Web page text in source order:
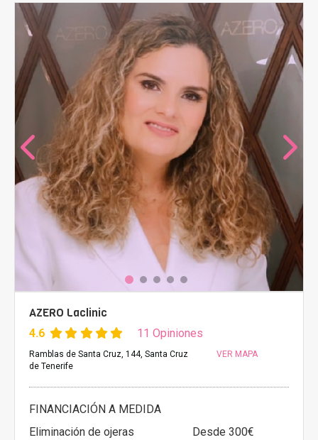
AZERO Laclinic
4.6 11 Opiniones
Ramblas de Santa Cruz, 144, Santa Cruz
de Tenerife
VER MAPA
FINANCIACIÓN A MEDIDA
Eliminación de ojeras
Desde 300€